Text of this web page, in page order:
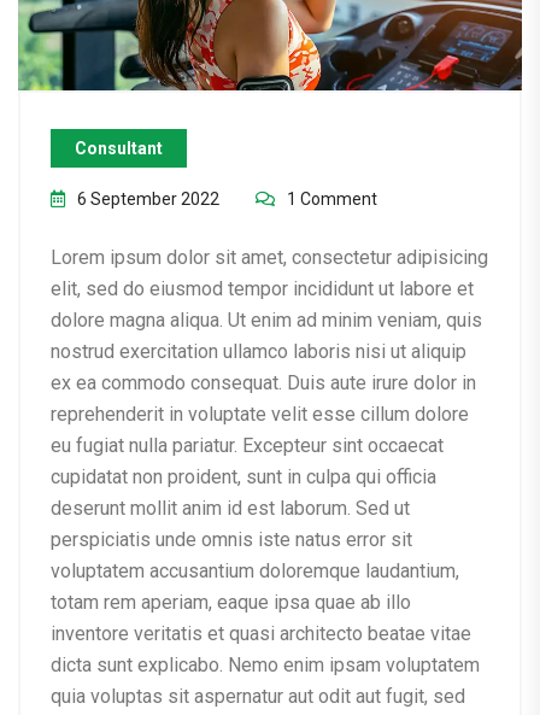
Consultant
6 September 2022 1 Comment
Lorem ipsum dolor sit amet, consectetur adipisicing
elit, sed do eiusmod tempor incididunt ut labore et
dolore magna aliqua. Ut enim ad minim veniam, quis
nostrud exercitation ullamco laboris nisi ut aliquip
ex ea commodo consequat. Duis aute irure dolor in
reprehenderit in voluptate velit esse cillum dolore
eu fugiat nulla pariatur. Excepteur sint occaecat
cupidatat non proident, sunt in culpa qui officia
deserunt mollit anim id est laborum. Sed ut
perspiciatis unde omnis iste natus error sit
voluptatem accusantium doloremque laudantium,
totam rem aperiam, eaque ipsa quae ab illo
inventore veritatis et quasi architecto beatae vitae
dicta sunt explicabo. Nemo enim ipsam voluptatem
quia voluptas sit aspernatur aut odit aut fugit, sed